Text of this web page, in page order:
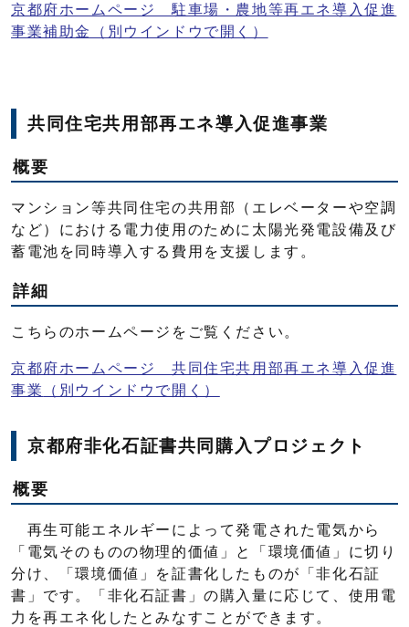
京都府ホームページ 駐車場・農地等再エネ導入促進
事業補助金
（別ウインドウで開く）
共同住宅共用部再エネ導入促進事業
概要
マンション等共同住宅の共用部（エレベーターや空調
など）における電力使用のために太陽光発電設備及び
蓄電池を同時導入する費用を支援します。
詳細
こちらのホームページをご覧ください。
京都府ホームページ 共同住宅共用部再エネ導入促進
事業
（別ウインドウで開く）
京都府非化石証書共同購入プロジェクト
概要
再生可能エネルギーによって発電された電気から
「電気そのものの物理的価値」と「環境価値」に切り
分け、「環境価値」を証書化したものが「非化石証
書」です。「非化石証書」の購入量に応じて、使用電
力を再エネ化したとみなすことができます。